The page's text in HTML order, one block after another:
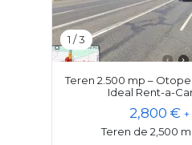
1 /3
Teren 2.500 mp –
Ideal Rent-a-
2,800 € +
Teren de 2,500